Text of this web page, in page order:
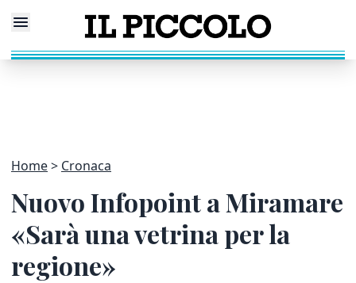
Home Cronaca
Nuovo Infopoint a Miramare
«Sarà una vetrina per la
regione»